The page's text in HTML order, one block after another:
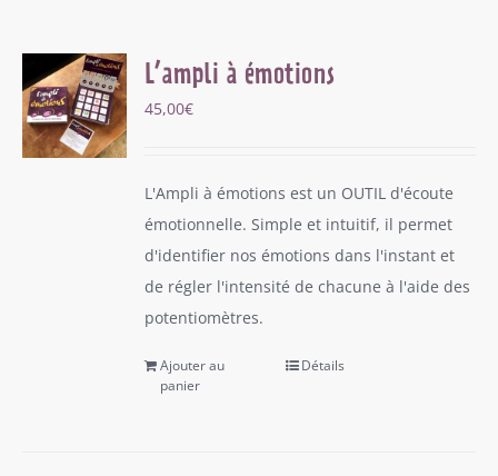
L’ampli à émotions
45,00€
L'Ampli à émotions est un OUTIL d'écoute
émotionnelle. Simple et intuitif, il permet
d'identifier nos émotions dans l'instant et
de régler l'intensité de chacune à l'aide des
potentiomètres.
Ajouter au
panier
Détails